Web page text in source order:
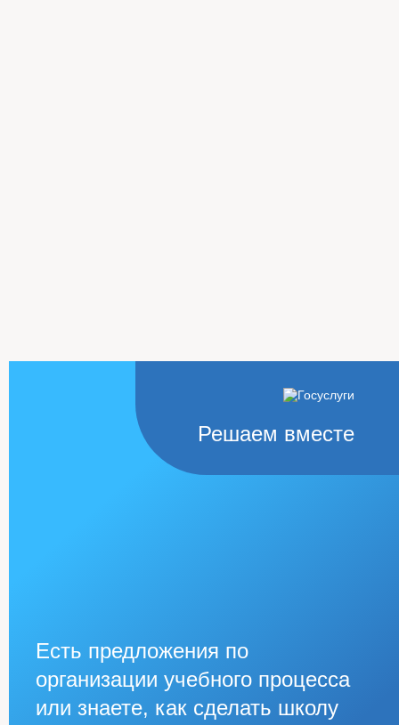
Решаем вместе
Есть предложения по
организации учебного процесса
или знаете, как сделать школу